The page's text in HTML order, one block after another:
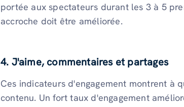
portée aux spectateurs durant les 3 à 5
accroche doit être améliorée.
4. J'aime, commentaires et partages
Ces indicateurs d'engagement montrent à
contenu. Un fort taux d'engagement